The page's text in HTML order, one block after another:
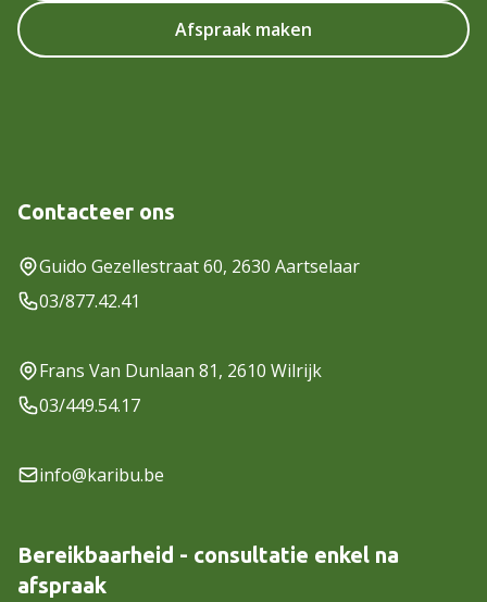
Afspraak maken
Contacteer ons
Guido Gezellestraat 60, 2630 Aartselaar
03/877.42.41
Frans Van Dunlaan 81, 2610 Wilrijk
03/449.54.17
info@karibu.be
Bereikbaarheid - consultatie enkel na
afspraak